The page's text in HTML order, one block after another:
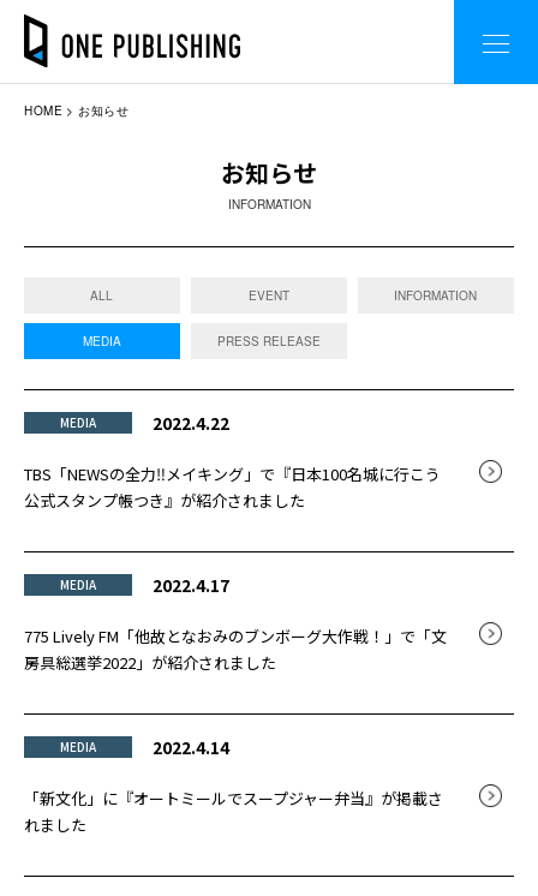
HOME お知らせ
お知らせ
INFORMATION
ALL EVENT INFORMATION
MEDIA PRESS RELEASE
MEDIA 2022.4.22
TBS「NEWSの全力‼メイキング」で『日本100名城に行こう
公式スタンプ帳つき』が紹介されました
MEDIA 2022.4.17
775 Lively FM「他故となおみのブンボーグ大作戦！」で「文
房具総選挙2022」が紹介されました
MEDIA 2022.4.14
「新文化」に『オートミールでスープジャー弁当』が掲載さ
れました